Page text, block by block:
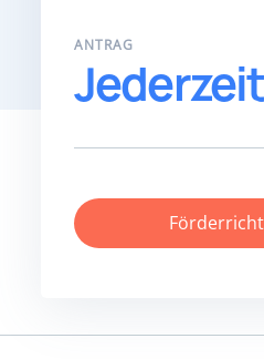
ANTRAG
Jederzeit